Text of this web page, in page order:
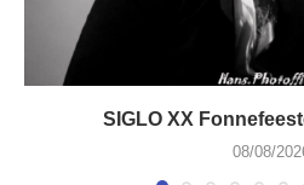
SIGLO XX
08/08/